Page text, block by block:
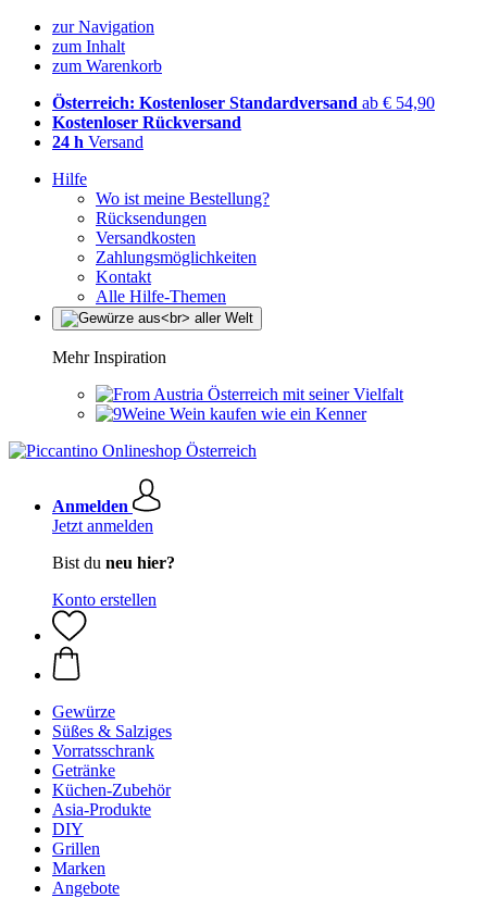
zur Navigation
zum Inhalt
zum Warenkorb
Österreich: Kostenloser Standardversand ab € 54,90
Kostenloser Rückversand
24 h Versand
Hilfe
Wo ist meine Bestellung?
Rücksendungen
Versandkosten
Zahlungsmöglichkeiten
Kontakt
Alle Hilfe-Themen
Mehr Inspiration
Österreich mit seiner Vielfalt
Wein kaufen wie ein Kenner
Anmelden
Jetzt anmelden
Bist du neu hier?
Konto erstellen
Gewürze
Süßes & Salziges
Vorratsschrank
Getränke
Küchen-Zubehör
Asia-Produkte
DIY
Grillen
Marken
Angebote